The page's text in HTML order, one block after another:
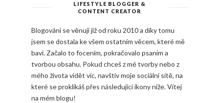
LIFESTYLE BLOGGER &
CONTENT CREATOR
Blogování se věnuji již od roku 2010 a díky tomu
jsem se dostala ke všem ostatním věcem, které mě
baví. Začalo to focením, pokračovalo psaním a
tvorbou obsahu. Pokud chceš z mé tvorby nebo z
mého života vidět víc, navštiv moje sociální sítě, na
které se proklikáš přes následující ikony níže. Vítej
na mém blogu!